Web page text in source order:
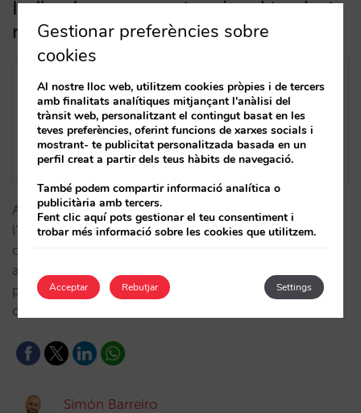
Indicadors per a potenciar el teu last
minute a Setmana Santa
Aquesta Setmana Santa, la venda millora un 26% i
l’ADR un 9% respecte a l’any 2023, però la taxa de
cancel·lació creix considerablement. Analitzem
aquests i altres KPI per comunitat autònoma perquè
puguis comparar-los amb el teu hotel i avaluar
opcions de millora.…
Simón Barreiro
Gestionar preferències sobre
cookies
Al nostre lloc web, utilitzem cookies pròpies i de tercers
amb finalitats analítiques mitjançant l'anàlisi del
trànsit web, personalitzant el contingut basat en les
teves preferències, oferint funcions de xarxes socials i
mostrant- te publicitat personalitzada basada en un
perfil creat a partir dels teus hàbits de navegació.
També podem compartir informació analítica o
publicitària amb tercers.
Fent clic aquí pots gestionar el teu consentiment i
trobar més informació sobre les cookies que utilitzem.
Acceptar Settings
Rebutjar